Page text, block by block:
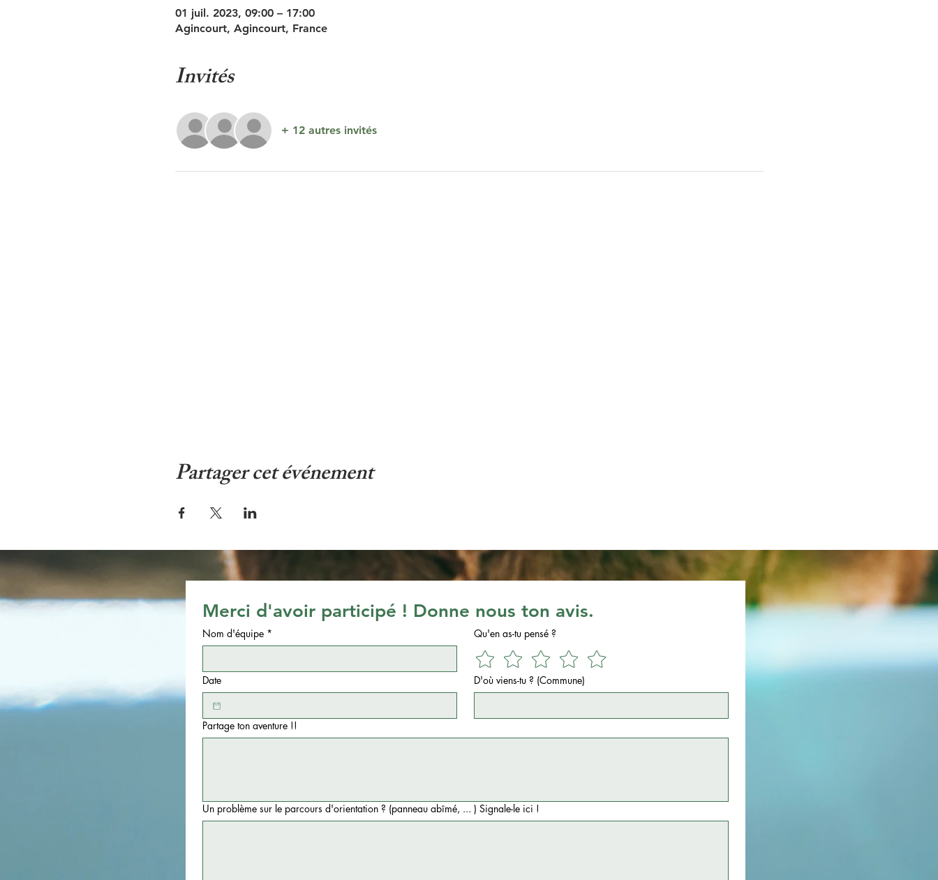
01 juil. 2023, 09:00 – 17:00
Agincourt, Agincourt, France
Invités
+ 12 autres invités
Partager cet événement
Merci d'avoir participé ! Donne nous ton avis.
Nom d'équipe * Qu'en as-tu pensé ?
Date D'où viens-tu ? (Commune)
Partage ton aventure !!
Un problème sur le parcours d'orientation ? (panneau abîmé, ... ) Signale-le ici !